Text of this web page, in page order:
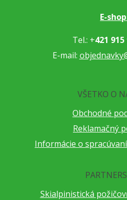
E-
Tel.: +421
E-mail:
VŠETKO O
Obchodné
Reklamačný
Informácie o
Skialpinistická